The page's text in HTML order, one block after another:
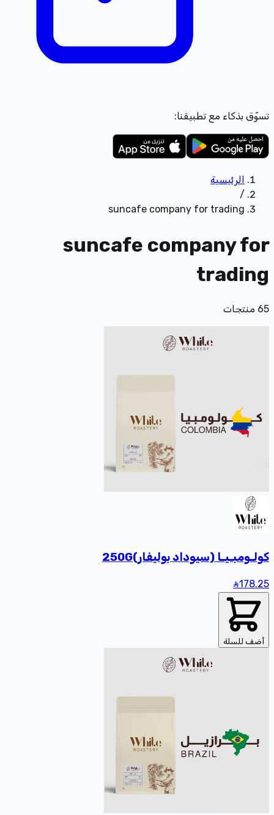
تسوّق بذكاء مع تطبيقنا:
الرئيسية
/
suncafe company for trading
suncafe company for
trading
65 منتجات
كولـومبـيـا (سيوداد بوليفار)250G
178.25
أضف للسلة